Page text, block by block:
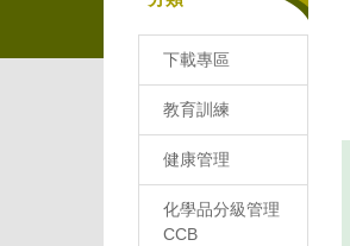
下載專區
教育訓練
健康管理
化學品分級管理
CCB